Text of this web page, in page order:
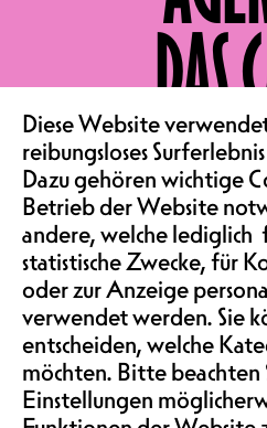
DAS
VEREIN &
ABOS
SA
LAURE
HUNZIKER
+ PRUNE
KONZERT |
BEGINN
FOR FANS OF :
ELIE ZOÉ,
Diese Website
reibungsloses
Dazu gehören wichtige
Betrieb der Website
andere, welche lediglich
statistische Zwecke, für
oder zur Anzeige
verwendet werden. Sie
entscheiden, welche
möchten. Bitte beachten
Einstellungen